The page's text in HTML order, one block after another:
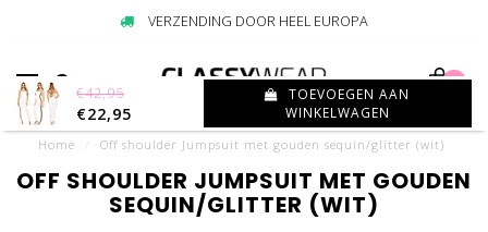
VERZENDING DOOR HEEL EUROPA
0
Home Off shoulder Jumpsuit met gouden sequin/glitter (wit)
€42,95
€22,95
TOEVOEGEN AAN
WINKELWAGEN
OFF SHOULDER JUMPSUIT MET GOUDEN
SEQUIN/GLITTER (WIT)